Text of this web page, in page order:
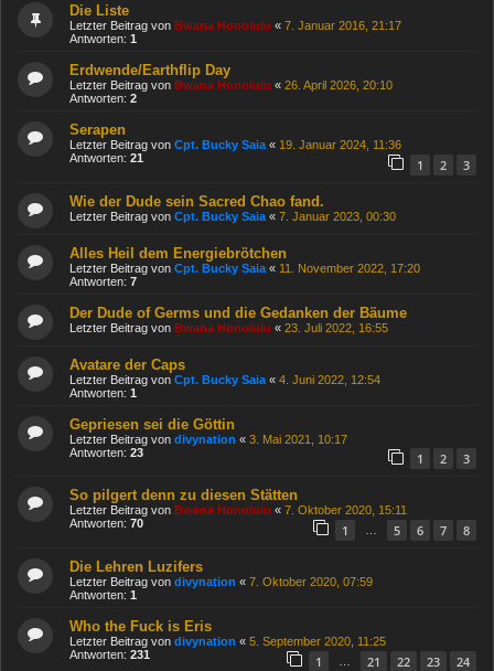
Die Liste
Letzter Beitrag von Bwana Honolulu « 7. Januar 2016, 21:17
Antworten: 1
Erdwende/Earthflip Day
Letzter Beitrag von Bwana Honolulu « 26. April 2026, 20:10
Antworten: 2
Serapen
Letzter Beitrag von Cpt. Bucky Saia « 19. Januar 2024, 11:36
Antworten: 21 1 2 3
Wie der Dude sein Sacred Chao fand.
Letzter Beitrag von Cpt. Bucky Saia « 7. Januar 2023, 00:30
Alles Heil dem Energiebrötchen
Letzter Beitrag von Cpt. Bucky Saia « 11. November 2022, 17:20
Antworten: 7
Der Dude of Germs und die Gedanken der Bäume
Letzter Beitrag von Bwana Honolulu « 23. Juli 2022, 16:55
Avatare der Caps
Letzter Beitrag von Cpt. Bucky Saia « 4. Juni 2022, 12:54
Antworten: 1
Gepriesen sei die Göttin
Letzter Beitrag von divynation « 3. Mai 2021, 10:17
Antworten: 23 1 2 3
So pilgert denn zu diesen Stätten
Letzter Beitrag von Bwana Honolulu « 7. Oktober 2020, 15:11
Antworten: 70 1 … 5 6 7 8
Die Lehren Luzifers
Letzter Beitrag von divynation « 7. Oktober 2020, 07:59
Antworten: 1
Who the Fuck is Eris
Letzter Beitrag von divynation « 5. September 2020, 11:25
Antworten: 231 1 21 22 23 24